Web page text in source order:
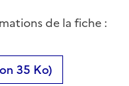
de la fiche :
35 Ko)